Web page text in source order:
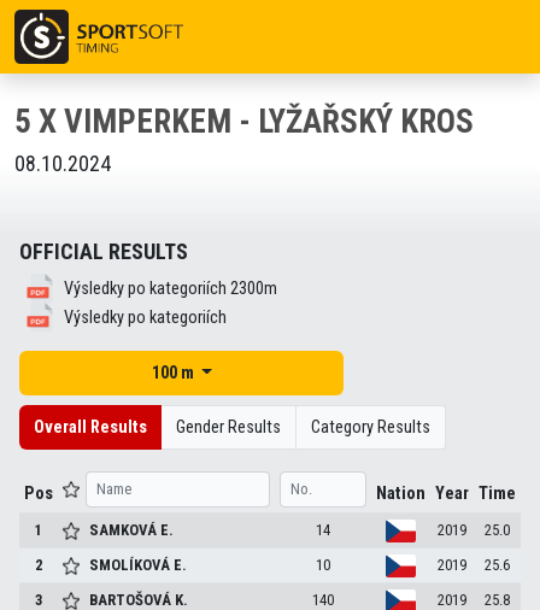
5 X VIMPERKEM - LYŽAŘSKÝ KROS
08.10.2024
OFFICIAL RESULTS
Výsledky po kategoriích 2300m
Výsledky po kategoriích
100 m
Overall Results Gender Results Category Results
Pos Nation Year Time
1 SAMKOVÁ E. 14 2019
25.0
2
SMOLÍKOVÁ E. 10 2019
25.6
3
BARTOŠOVÁ K. 140 2019
25.8